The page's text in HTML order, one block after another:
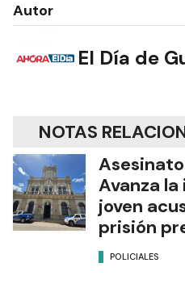
Autor
El Día de
NOTAS
Avanza
joven
prisión
POLICIALES